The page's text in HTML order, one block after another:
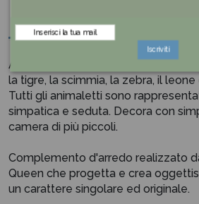
Animaletto della giungla realizzato
la tigre, la scimmia, la zebra, il leone
Tutti gli animaletti sono
simpatica e seduta. Decora con
camera di più piccoli.
Complemento d'arredo realizzato
Queen che progetta e crea
un carattere singolare ed originale.
Iscriviti